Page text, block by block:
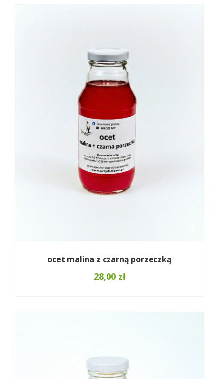
ocet malina z czarną porzeczką
28,00 zł